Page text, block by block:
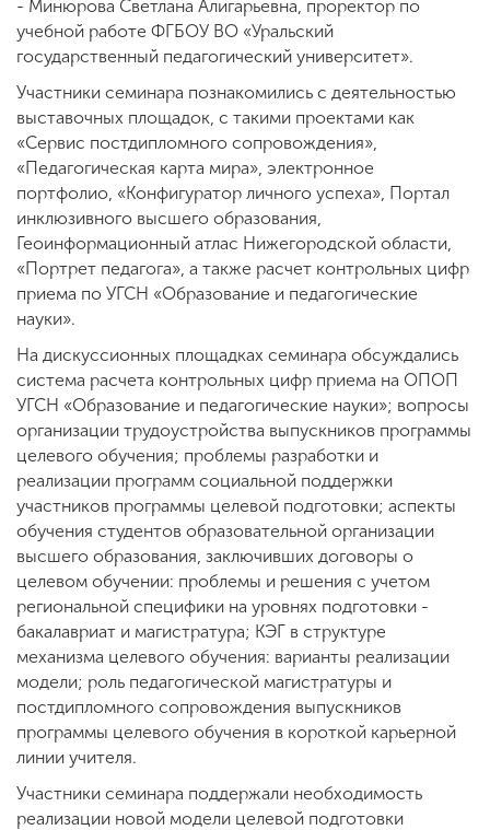
- Минюрова Светлана Алигарьевна, проректор по
учебной работе ФГБОУ ВО «Уральский
государственный педагогический университет».
Участники семинара познакомились с деятельностью
выставочных площадок, с такими проектами как
«Сервис постдипломного сопровождения»,
«Педагогическая карта мира», электронное
портфолио, «Конфигуратор личного успеха», Портал
инклюзивного высшего образования,
Геоинформационный атлас Нижегородской области,
«Портрет педагога», а также расчет контрольных цифр
приема по УГСН «Образование и педагогические
науки».
На дискуссионных площадках семинара обсуждались
система расчета контрольных цифр приема на ОПОП
УГСН «Образование и педагогические науки»; вопросы
организации трудоустройства выпускников программы
целевого обучения; проблемы разработки и
реализации программ социальной поддержки
участников программы целевой подготовки; аспекты
обучения студентов образовательной организации
высшего образования, заключивших договоры о
целевом обучении: проблемы и решения с учетом
региональной специфики на уровнях подготовки -
бакалавриат и магистратура; КЭГ в структуре
механизма целевого обучения: варианты реализации
модели; роль педагогической магистратуры и
постдипломного сопровождения выпускников
программы целевого обучения в короткой карьерной
линии учителя.
Участники семинара поддержали необходимость
реализации новой модели целевой подготовки